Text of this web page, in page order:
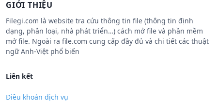
GIỚI THIỆU
Filegi.com là website tra cứu thông tin file (thông tin định
dạng, phân loại, nhà phát triển…) cách mở file và phần mềm
mở file. Ngoài ra file.com cung cấp đầy đủ và chi tiết các thuật
ngữ Anh-Việt phổ biến
Liên kết
Điều khoản dịch vụ